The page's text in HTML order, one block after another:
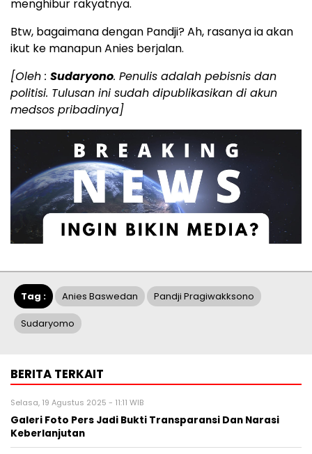
menghibur rakyatnya.
Btw, bagaimana dengan Pandji? Ah, rasanya ia akan
ikut ke manapun Anies berjalan.
[Oleh : Sudaryono. Penulis adalah pebisnis dan
politisi. Tulusan ini sudah dipublikasikan di akun
medsos pribadinya]
Tag : Anies Baswedan Pandji Pragiwakksono
Sudaryomo
BERITA TERKAIT
Selasa, 19 Agustus 2025 - 11:11 WIB
Galeri Foto Pers Jadi Bukti Transparansi Dan Narasi
Keberlanjutan